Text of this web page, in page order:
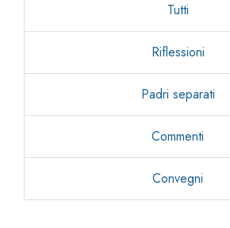
Tutti
Riflessioni
Padri separati
Commenti
Convegni